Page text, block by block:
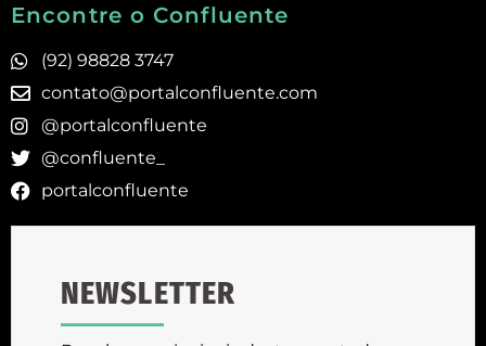
Encontre o Confluente
(92) 98828 3747
contato@portalconfluente.com
@portalconfluente
@confluente_
portalconfluente
NEWSLETTER